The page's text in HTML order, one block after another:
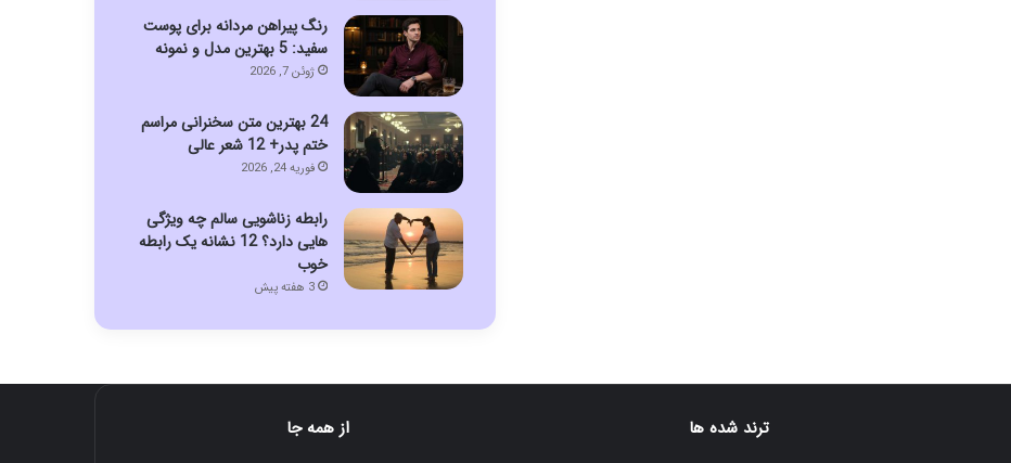
رنگ پیراهن مردانه برای پوست
سفید: 5 بهترین مدل و نمونه
ژوئن 7, 2026
24 بهترین متن سخنرانی مراسم
ختم پدر+ 12 شعر عالی
فوریه 24, 2026
رابطه زناشویی سالم چه ویژگی
هایی دارد؟ 12 نشانه یک رابطه
خوب
3 هفته پیش
ترند شده ها از همه جا